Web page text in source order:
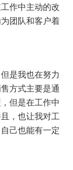
作中主动的改
团队和客户着
是我也在努力
方式主要是通
但是在工作中
，也让我对工
己也能有一定